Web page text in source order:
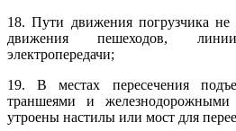
18. Пути движения погрузчика не
движения пешеходов,
электропередачи;
19. В местах пересечения
траншеями и
утроены настилы или мост для